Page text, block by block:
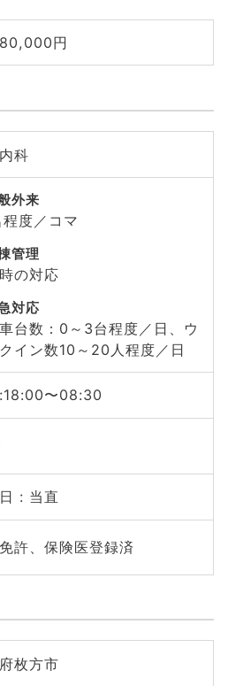
円
科
外来
度／コマ
管理
の対応
対応
台数：0～3台程度／日、ウ
イン数10～20人程度／日
〜08:30
: 当直
許、保険医登録済
枚方市